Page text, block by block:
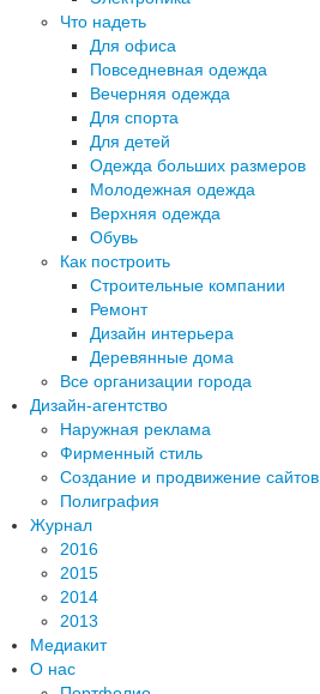
Что надеть
Для офиса
Повседневная одежда
Вечерняя одежда
Для спорта
Для детей
Одежда больших размеров
Молодежная одежда
Верхняя одежда
Обувь
Как построить
Строительные компании
Ремонт
Дизайн интерьера
Деревянные дома
Все организации города
Дизайн-агентство
Наружная реклама
Фирменный стиль
Создание и продвижение сайтов
Полиграфия
Журнал
2016
2015
2014
2013
Медиакит
О нас